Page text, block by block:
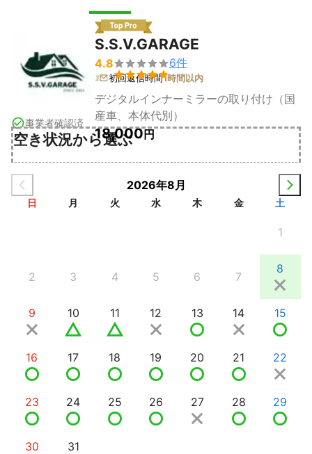
事業者確認済
S.S.V.GARAGE
4.8

6件
初回返信時間1時間以内
デジタルインナーミラーの取り付け（国
産車、本体代別）
18,000円
空き状況から選ぶ
2026年8月
日 月 火 水 木 金 土
1
2 3 4 5 6 7
8
9 10 11 12 13 14 15
16 17 18 19 20 21 22
23 24 25 26 27 28 29
30 31